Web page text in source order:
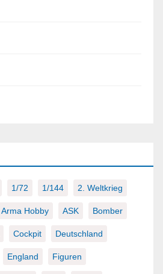
1/72 1/144 2. Weltkrieg
Arma Hobby ASK Bomber
Cockpit Deutschland
England Figuren